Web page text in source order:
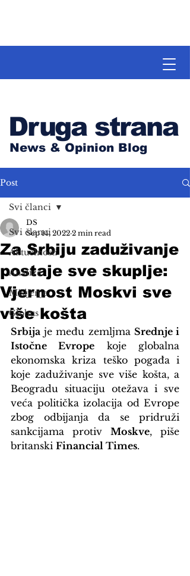
Druga strana
News & Opinion Blog
Post
Svi članci
Aktuelnosti
Analize
Mišljenje
Globus
Svi članci
Za Srbiju zaduživanje
postaje sve skuplje:
Vjernost Moskvi sve
više košta
DS
Sep 14, 2022 2 min read
Srbija je među zemljma Srednje i
Istočne Evrope koje globalna
ekonomska kriza teško pogađa i
koje zaduživanje sve više košta, a
Beogradu situaciju otežava i sve
veća politička izolacija od Evrope
zbog odbijanja da se pridruži
sankcijama protiv Moskve, piše
britanski Financial Times.